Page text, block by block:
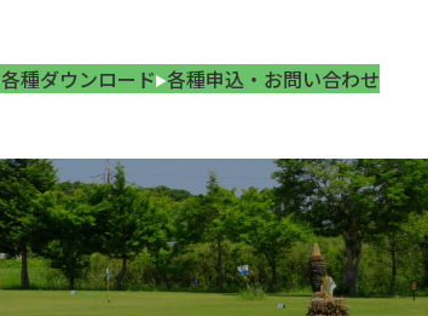
各種ダウンロード 各種申込・お問い合わせ